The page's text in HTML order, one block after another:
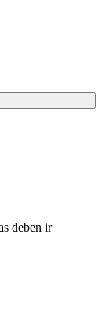
deben ir